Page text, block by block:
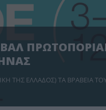
ΤΗΣ ΕΛΛΑΔΟΣ) ΤΑ ΒΡΑΒΕΙΑ